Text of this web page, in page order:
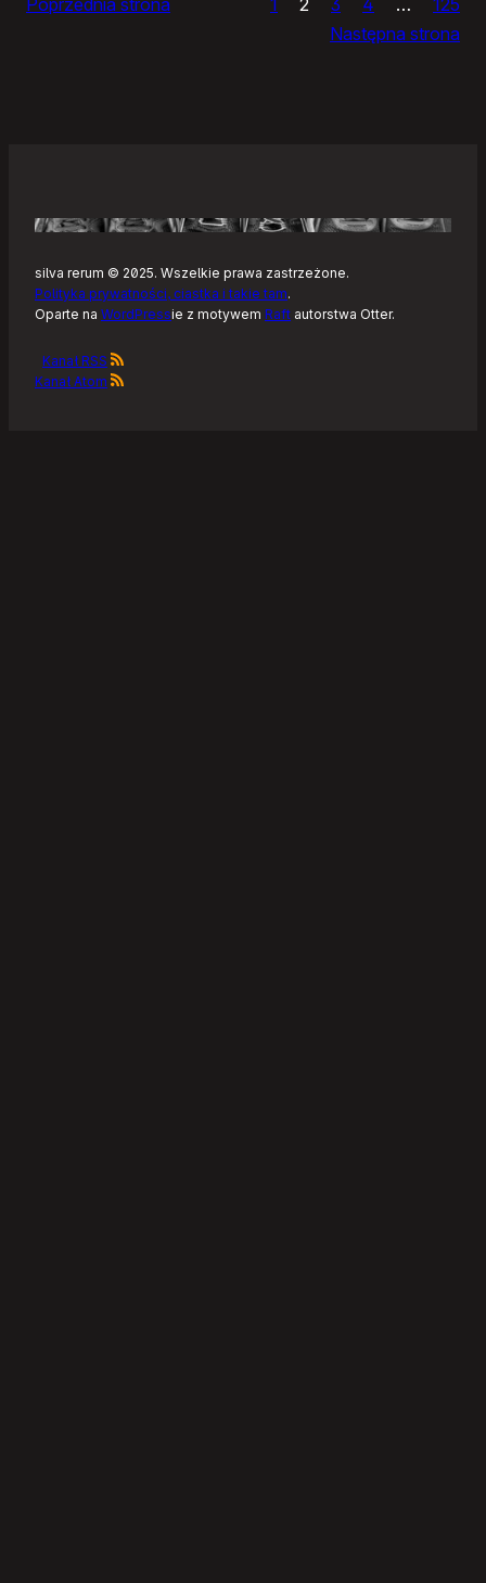
Następna strona
silva rerum © 2025. Wszelkie prawa zastrzeżone.
Polityka prywatności, ciastka i takie tam.
Oparte na WordPressie z motywem Raft autorstwa Otter.
Kanał RSS
Kanał Atom